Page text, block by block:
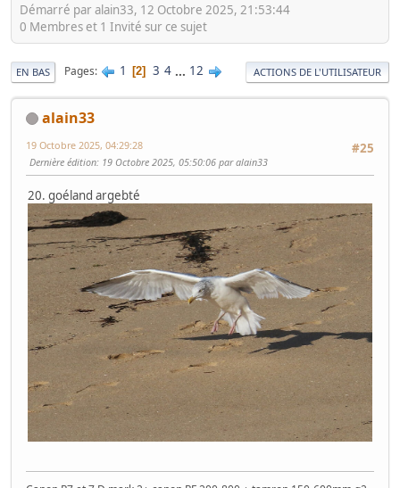
Démarré par alain33, 12 Octobre 2025, 21:53:44
0 Membres et 1 Invité sur ce sujet
EN BAS Pages 1 2 3 4 ... 12 ACTIONS DE L'UTILISATEUR
alain33
#25
19 Octobre 2025, 04:29:28
Dernière édition: 19 Octobre 2025, 05:50:06 par alain33
20. goéland argebté